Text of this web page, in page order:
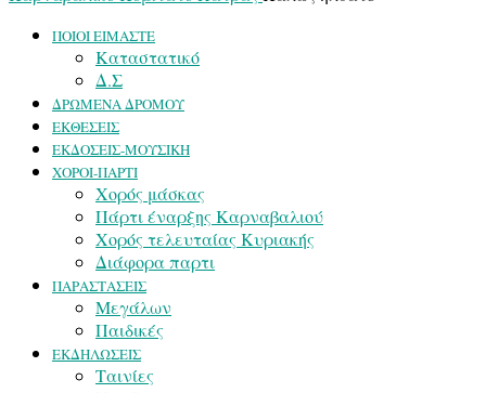
ΠΟΙΟΙ ΕΙΜΑΣΤΕ
Καταστατικό
Δ.Σ
ΔΡΩΜΕΝΑ ΔΡΟΜΟΥ
ΕΚΘΕΣΕΙΣ
ΕΚΔΟΣΕΙΣ-ΜΟΥΣΙΚΗ
ΧΟΡΟΙ-ΠΑΡΤΙ
Χορός μάσκας
Πάρτι έναρξης Καρναβαλιού
Χορός τελευταίας Κυριακής
Διάφορα παρτι
ΠΑΡΑΣΤΑΣΕΙΣ
Μεγάλων
Παιδικές
ΕΚΔΗΛΩΣΕΙΣ
Ταινίες